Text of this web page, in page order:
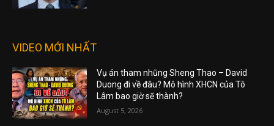
VIDEO MỚI NHẤT
Vụ án tham nhũng Sheng Thao – David
Duong đi về đâu? Mô hình XHCN của Tô
Lâm bao giờ sẽ thành?
August 5, 2026